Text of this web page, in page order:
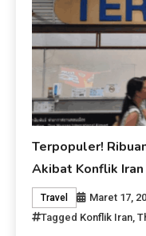
Terpopuler!
Akibat Konflik Iran
Travel Maret 17,
Tagged Konflik Iran ,